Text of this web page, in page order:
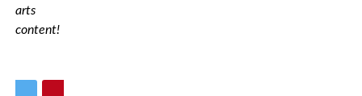
arts
content!